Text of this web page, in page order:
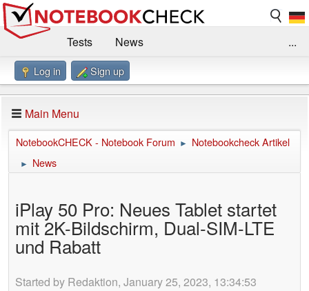
Tests
News
Benchmarks / Technik
Forum
Impressum
...
Log in Sign up
Main Menu
NotebookCHECK - Notebook Forum ► Notebookcheck Artikel
► News
iPlay 50 Pro: Neues Tablet startet
mit 2K-Bildschirm, Dual-SIM-LTE
und Rabatt
Started by Redaktion, January 25, 2023, 13:34:53